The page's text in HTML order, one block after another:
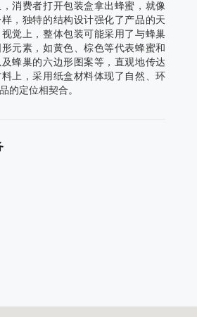
消费者打开包装盒拿出蜂蜜，就像
，独特的结构设计强化了产品的天
觉上，整体包装可能采用了与蜂巢
元素，如黄色、棕色等代表蜂蜜和
蜂巢的六边形图案等，直观地传达
上，采用纸盒材料体现了自然、环
的定位相契合。